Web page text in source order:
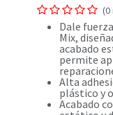
(0
Dale
Mix,
acabado
permite
Alta
plástico y
Acabado